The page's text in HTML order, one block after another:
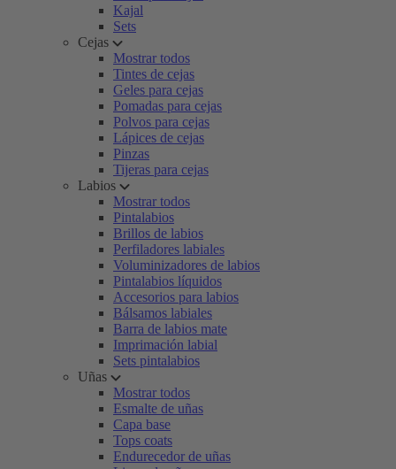
Kajal
Sets
Cejas
Mostrar todos
Tintes de cejas
Geles para cejas
Pomadas para cejas
Polvos para cejas
Lápices de cejas
Pinzas
Tijeras para cejas
Labios
Mostrar todos
Pintalabios
Brillos de labios
Perfiladores labiales
Voluminizadores de labios
Pintalabios líquidos
Accesorios para labios
Bálsamos labiales
Barra de labios mate
Imprimación labial
Sets pintalabios
Uñas
Mostrar todos
Esmalte de uñas
Capa base
Tops coats
Endurecedor de uñas